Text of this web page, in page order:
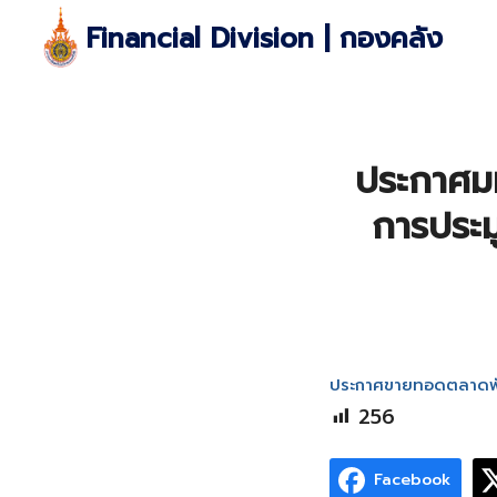
content
Financial Division | กองคลัง
ประกาศ
การปร
ประกาศขายทอดตลา
256
Facebook